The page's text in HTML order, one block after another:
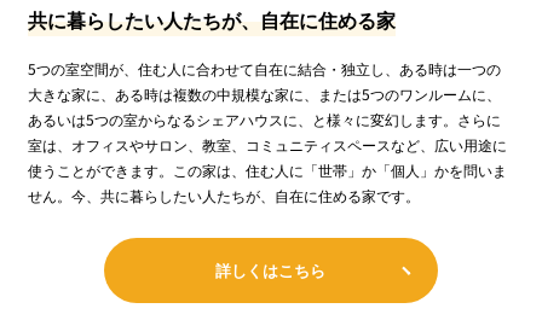
共に暮らしたい人たちが、自在に住める家
5つの室空間が、住む人に合わせて自在に結合・独立し、ある時は一つの
大きな家に、ある時は複数の中規模な家に、または5つのワンルームに、
あるいは5つの室からなるシェアハウスに、と様々に変幻します。さらに
室は、オフィスやサロン、教室、コミュニティスペースなど、広い用途に
使うことができます。この家は、住む人に「世帯」か「個人」かを問いま
せん。今、共に暮らしたい人たちが、自在に住める家です。
詳しくはこちら